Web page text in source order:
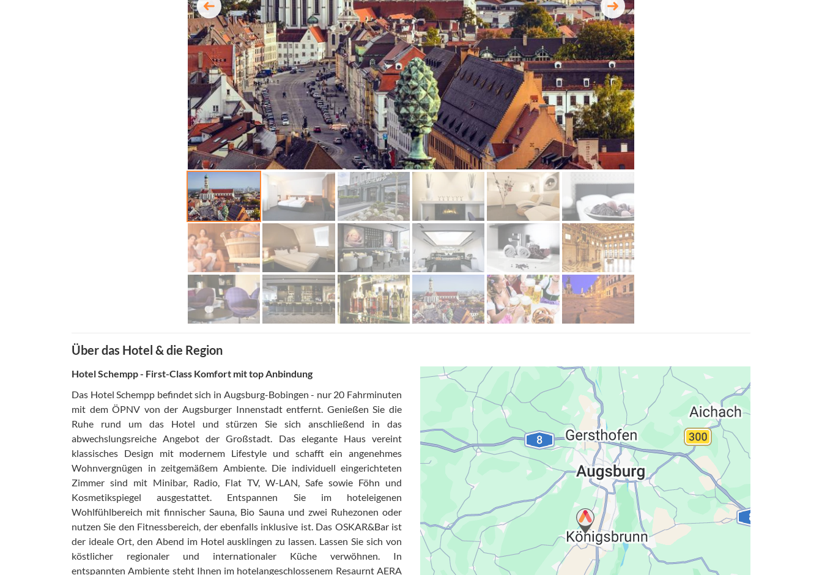
Über das Hotel & die Region
Hotel Schempp - First-Class Komfort mit top Anbindung
Das Hotel Schempp befindet sich in Augsburg-Bobingen - nur 20 Fahrminuten
mit dem ÖPNV von der Augsburger Innenstadt entfernt. Genießen Sie die
Ruhe rund um das Hotel und stürzen Sie sich anschließend in das
abwechslungsreiche Angebot der Großstadt. Das elegante Haus vereint
klassisches Design mit modernem Lifestyle und schafft ein angenehmes
Wohnvergnügen in zeitgemäßem Ambiente. Die individuell eingerichteten
Zimmer sind mit Minibar, Radio, Flat TV, W-LAN, Safe sowie Föhn und
Kosmetikspiegel ausgestattet. Entspannen Sie im hoteleigenen
Wohlfühlbereich mit finnischer Sauna, Bio Sauna und zwei Ruhezonen oder
nutzen Sie den Fitnessbereich, der ebenfalls inklusive ist. Das OSKAR&Bar ist
der ideale Ort, den Abend im Hotel ausklingen zu lassen. Lassen Sie sich von
köstlicher regionaler und internationaler Küche verwöhnen. In
entspannten Ambiente steht Ihnen im hotelangeschlossenem Resaurnt AERA
Datenschutzerklärung